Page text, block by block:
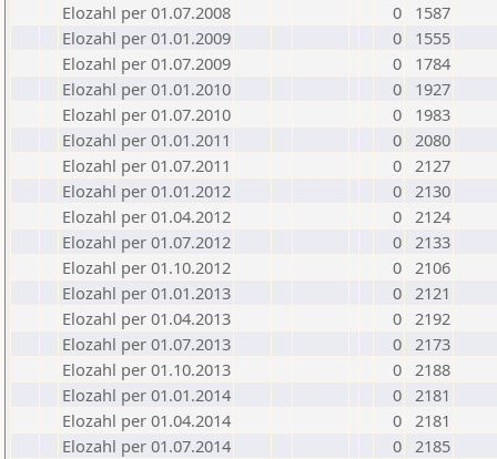
Elozahl per 01.07.2008
0
1587
Elozahl per 01.01.2009
0
1555
Elozahl per 01.07.2009
0
1784
Elozahl per 01.01.2010
0
1927
Elozahl per 01.07.2010
0
1983
Elozahl per 01.01.2011
0 2080
Elozahl per 01.07.2011
0 2127
Elozahl per 01.01.2012
0 2130
Elozahl per 01.04.2012
0 2124
Elozahl per 01.07.2012
0 2133
Elozahl per 01.10.2012
0 2106
Elozahl per 01.01.2013
0 2121
Elozahl per 01.04.2013
0 2192
Elozahl per 01.07.2013
0 2173
Elozahl per 01.10.2013
0 2188
Elozahl per 01.01.2014
0 2181
Elozahl per 01.04.2014
0 2181
Elozahl per 01.07.2014
0 2185